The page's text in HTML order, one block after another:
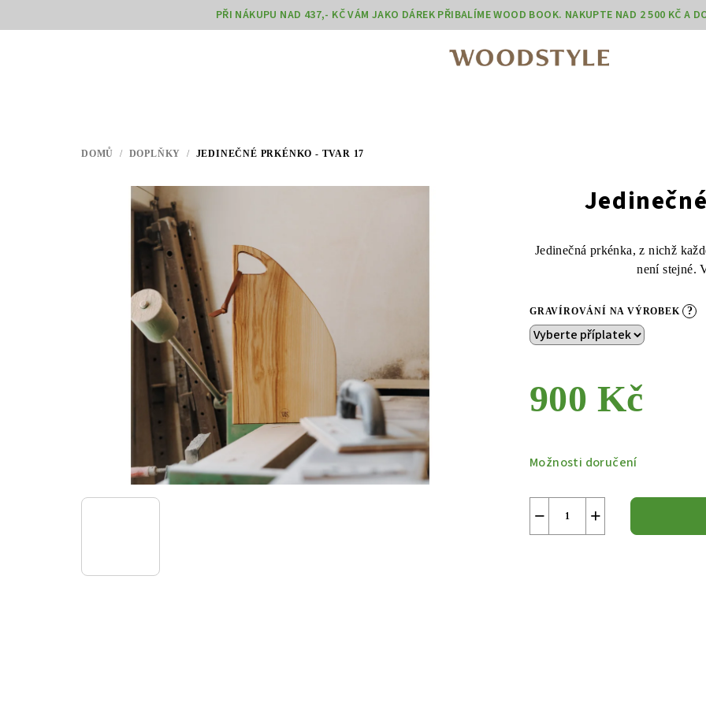
na
PŘI NÁKUPU NAD 437,- KČ VÁM JAKO DÁREK PŘIBALÍME WOOD BOOK. NAKUPTE NAD 2 500 KČ A
DOMŮ / DOPLŇKY / JEDINEČNÉ PRKÉNKO - TVAR 17
Jedinečná prkénka, z nichž
není stejné.
GRAVÍROVÁNÍ NA VÝROBEK ?
900 Kč
cena:
Možnosti doručení
+
−